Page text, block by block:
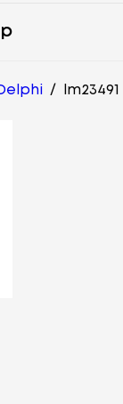
/ lm23491